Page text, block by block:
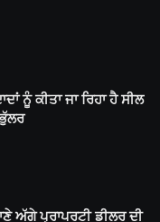
ਨੂੰ ਕੀਤਾ ਜਾ ਰਿਹਾ ਹੈ ਸੀਲ
ਅੱਗੇ ਪ੍ਰਾਪਰਟੀ ਡੀਲਰ ਦੀ